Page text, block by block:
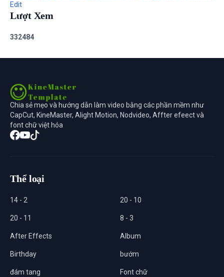
Edit
Lượt Xem
332484
Chia sẻ mẹo và hướng dẫn làm video bằng các phần mềm như
CapCut, KineMaster, Alight Motion, Nodvideo, Affter efeect và
font chữ việt hóa
Thể loại
14 - 2 20 - 10
20 - 11 8 - 3
After Effects Album
Birthday bướm
đám tang Font chữ